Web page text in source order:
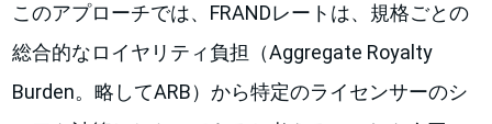
このアプローチでは、FRANDレートは、規格ごとの
総合的なロイヤリティ負担（Aggregate Royalty
Burden。略してARB）から特定のライセンサーのシ